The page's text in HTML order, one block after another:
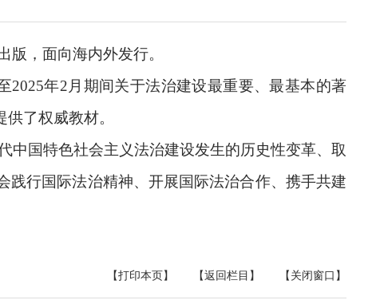
，面向海内外发行。
2025年2月期间关于法治建设最重要、最基本的著
了权威教材。
中国特色社会主义法治建设发生的历史性变革、取
行国际法治精神、开展国际法治合作、携手共建
【打印本页】 【返回栏目】 【关闭窗口】